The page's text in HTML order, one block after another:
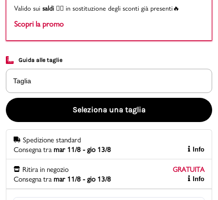
Promo & News
negozi
pcard
Gift card
Valido sui saldi 👉🏻 in sostituzione degli sconti già presenti🔥
Scopri la promo
Guida alle taglie
Taglia
Seleziona una taglia
Spedizione standard
Consegna tra mar 11/8 - gio 13/8 Info
Ritira in negozio
GRATUITA
Consegna tra mar 11/8 - gio 13/8 Info